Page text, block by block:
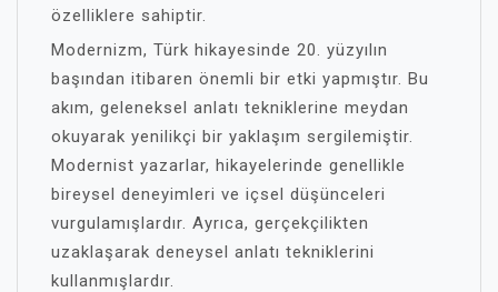
özelliklere sahiptir.
Modernizm, Türk hikayesinde 20. yüzyılın
başından itibaren önemli bir etki yapmıştır. Bu
akım, geleneksel anlatı tekniklerine meydan
okuyarak yenilikçi bir yaklaşım sergilemiştir.
Modernist yazarlar, hikayelerinde genellikle
bireysel deneyimleri ve içsel düşünceleri
vurgulamışlardır. Ayrıca, gerçekçilikten
uzaklaşarak deneysel anlatı tekniklerini
kullanmışlardır.